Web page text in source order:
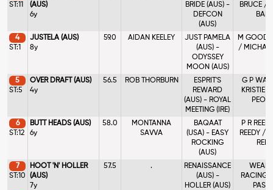
ST:11
(AUS)
6y
BRIDE (AUS) -
DEFCON
(AUS)
BRUCE /
4
ST:1
JUSTELA (AUS)
8y
59.0 AIDAN KEELEY
JUST PAMELA
(AUS) -
ODYSSEY
MOON (AUS)
M
/
5
ST:5
OVER DRAFT (AUS)
4y
56.5 ROB THORBURN
ESPRIT'S
REWARD
(AUS) - ROYAL
MEETING (IRE)
G P
KRISTIE
6
ST:12
BUTT HEADS (AUS)
6y
58.0
MONTANNA
SAVVA
BAQAAT
(USA) - EASY
ROCKING
(AUS)
P R
REEDY /
7
ST:10
HOOT 'N' HOLLER
(AUS)
7y
57.5 .
RENAISSANCE
(AUS) -
HOLLER (AUS)
RACING